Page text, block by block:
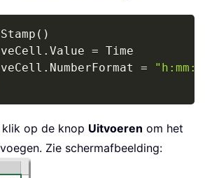
( )
. Value = Time
. NumberFormat =
op de knop Uitvoeren om het
Zie schermafbeelding: